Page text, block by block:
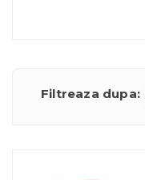
Filtreaza dupa: